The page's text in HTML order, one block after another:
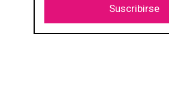
Suscribirse